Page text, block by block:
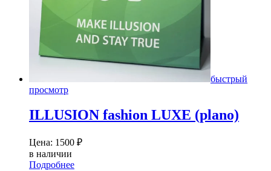
быстрый
просмотр
ILLUSION fashion LUXE (plano)
Цена: 1500 ₽
в наличии
Подробнее